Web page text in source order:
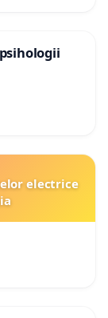
electrice